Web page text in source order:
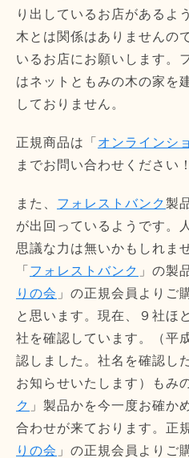
り出しているお店があるよ
木とは関係はありませんの
いるお店にお願いします。
はネットともみの木の家を
しておりません。
正規商品は「 オンラインシ
までお問い合わせください
また、 フォレストバンク製
が出回っているようです。
思議な力は無いかもしれま
「 フォレストバンク 」の製
りの会 」の正規会員よりご
と思います。現在、９社ほ
社を確認しています。（平
認しました。社名を確認し
お知らせいたします）もみ
ク 」製品かを今一度お確か
合わせが来ております。正
りの会 」の正規会員よりご